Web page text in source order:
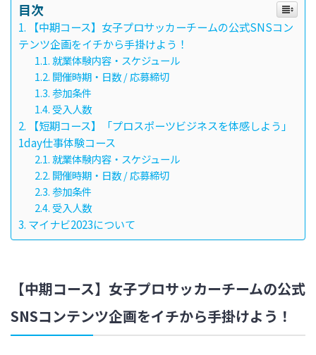
目次
【中期コース】女子プロサッカーチームの公式SNSコン
テンツ企画をイチから手掛けよう！
就業体験内容・スケジュール
開催時期・日数 / 応募締切
参加条件
受入人数
【短期コース】「プロスポーツビジネスを体感しよう」
1day仕事体験コース
就業体験内容・スケジュール
開催時期・日数 / 応募締切
参加条件
受入人数
マイナビ2023について
【中期コース】女子プロサッカーチームの公式
SNSコンテンツ企画をイチから手掛けよう！